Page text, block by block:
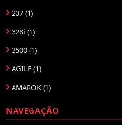
207 (1)
328i (1)
3500 (1)
AGILE (1)
AMAROK (1)
ARGO (2)
NAVEGAÇÃO